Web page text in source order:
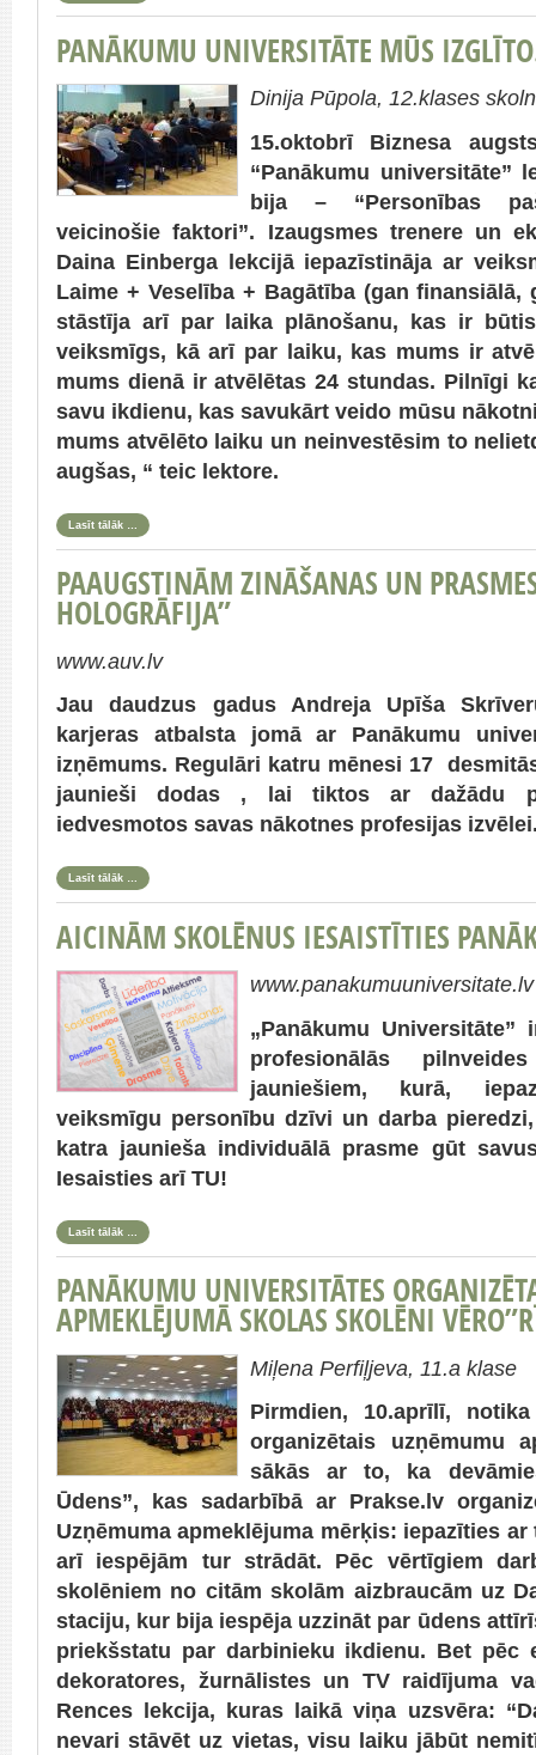
PANĀKUMU UNIVERSITĀTE MŪS
Dinija Pūpola, 12.klases
15.oktobrī Biznesa
“Panākumu universitāte”
bija – “Personības
veicinošie faktori”. Izaugsmes trenere un
Daina Einberga lekcijā iepazīstināja ar
Laime + Veselība + Bagātība (gan finansiālā,
stāstīja arī par laika plānošanu, kas ir
veiksmīgs, kā arī par laiku, kas mums ir
mums dienā ir atvēlētas 24 stundas. Pilnīgi
savu ikdienu, kas savukārt veido mūsu
mums atvēlēto laiku un neinvestēsim to
augšas, “ teic lektore.
Lasīt tālāk …
PAAUGSTINĀM ZINĀŠANAS UN
HOLOGRĀFIJA”
www.auv.lv
Jau daudzus gadus Andreja Upīša
karjeras atbalsta jomā ar Panākumu
izņēmums. Regulāri katru mēnesi 17
jaunieši dodas , lai tiktos ar dažādu
iedvesmotos savas nākotnes profesijas
Lasīt tālāk …
AICINĀM SKOLĒNUS IESAISTĪTIES
www.panakumuuniversitate.lv
„Panākumu
profesionālās
jauniešiem, kurā,
veiksmīgu personību dzīvi un darba
katra jaunieša individuālā prasme gūt
Iesaisties arī TU!
Lasīt tālāk …
PANĀKUMU UNIVERSITĀTES
APMEKLĒJUMĀ SKOLAS SKOLĒNI
Miļena Perfiļjeva, 11.a klase
Pirmdien, 10.aprīlī,
organizētais uzņēmumu
sākās ar to, ka
Ūdens”, kas sadarbībā ar Prakse.lv
Uzņēmuma apmeklējuma mērķis: iepazīties
arī iespējām tur strādāt. Pēc vērtīgiem
skolēniem no citām skolām aizbraucām uz
staciju, kur bija iespēja uzzināt par ūdens
priekšstatu par darbinieku ikdienu. Bet pēc
dekoratores, žurnālistes un TV raidījuma
Rences lekcija, kuras laikā viņa uzsvēra:
nevari stāvēt uz vietas, visu laiku jābūt